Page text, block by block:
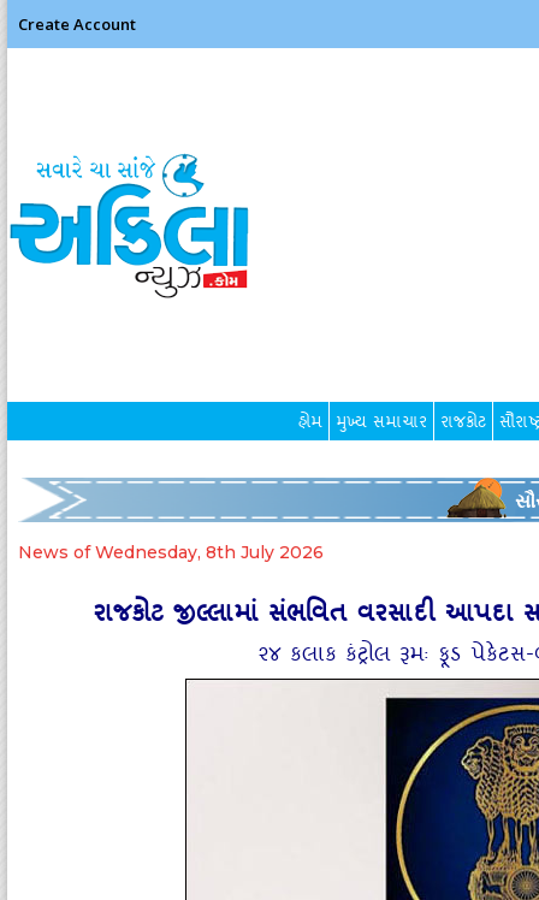
Create Account
હોમ મુખ્ય સમાચાર રાજકોટ
News of Wednesday, 8th July 2026
રાજકોટ જીલ્લામાં સંભવિત વરસાદી આપદા
૨૪ કલાક કંટ્રોલ રૂમઃ ફૂડ